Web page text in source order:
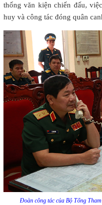
thống văn kiện chiến đấu,
huy và công tác đóng quân
Đoàn công tác của Bộ Tổng